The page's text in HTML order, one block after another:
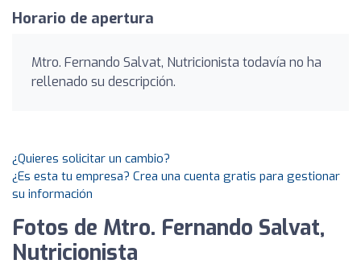
Horario de apertura
Mtro. Fernando Salvat, Nutricionista todavía no ha
rellenado su descripción.
¿Quieres solicitar un cambio?
¿Es esta tu empresa? Crea una cuenta gratis para gestionar
su información
Fotos de Mtro. Fernando Salvat,
Nutricionista